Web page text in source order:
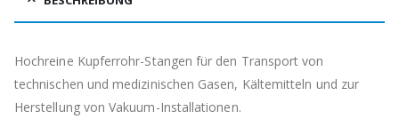
Hochreine Kupferrohr-Stangen für den Transport von
technischen und medizinischen Gasen, Kältemitteln und zur
Herstellung von Vakuum-Installationen.